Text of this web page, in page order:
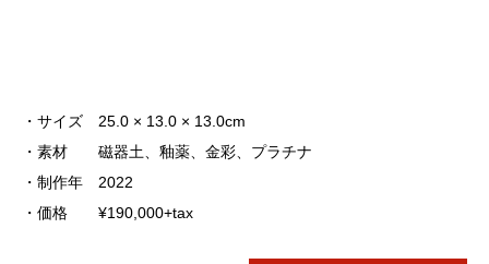
・サイズ 25.0 × 13.0 × 13.0cm
・素材 磁器土、釉薬、金彩、プラチナ
・制作年 2022
・価格 ¥190,000+tax